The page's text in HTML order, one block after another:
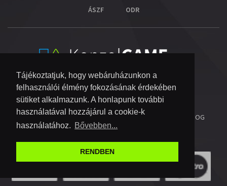
Tájékoztatjuk, hogy webáruházunkon a
felhasználói élmény fokozásának érdekében
sütiket alkalmazunk. A honlapunk további
használatával hozzájárul a cookie-k
használatához. Bővebben...
RENDBEN
ÁSZF ODR
© 2026 COPYRIGHT KONZOL VIDEOGAME KFT. - MINDEN JOG